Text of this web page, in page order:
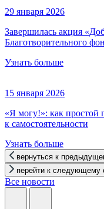
29 января 2026
Завершилась акция
Благотворительного
Узнать больше
15 января 2026
«Я могу!»: как простой
к самостоятельности
Узнать больше
вернуться к
перейти к следующему
Все новости